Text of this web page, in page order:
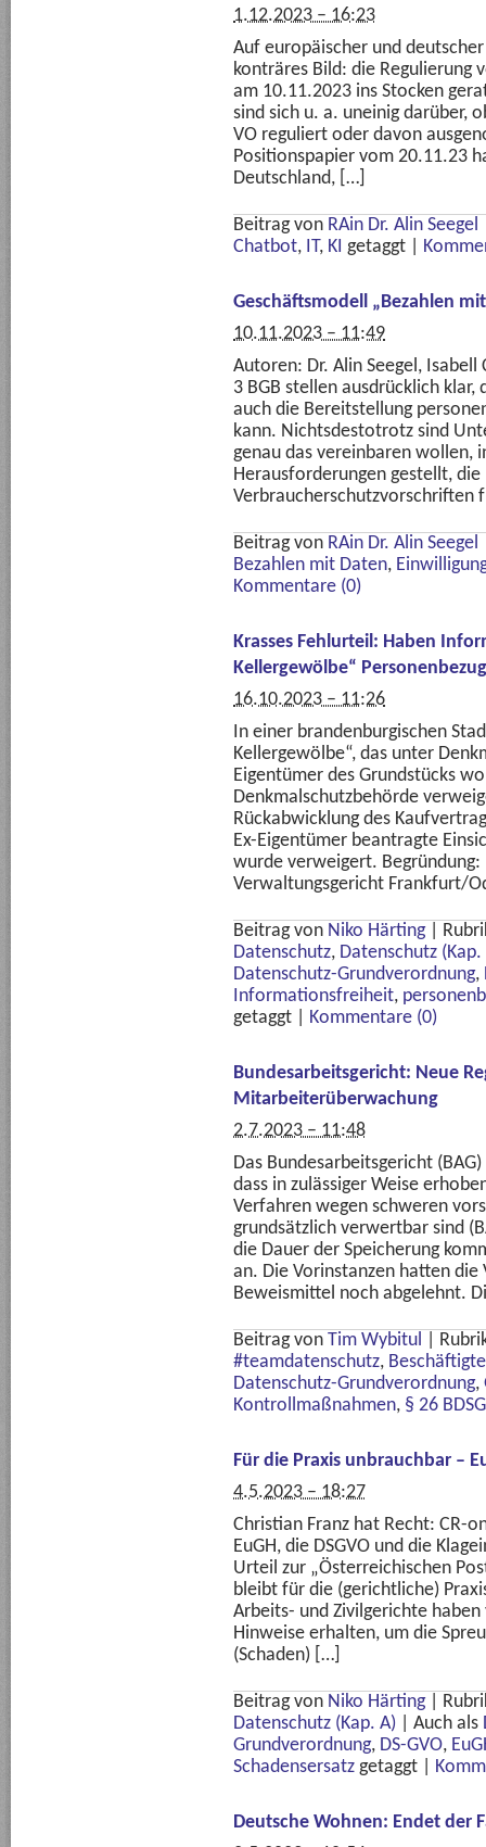
1.12.2023 – 16:23
Auf europäischer und
konträres Bild: die Regulierung
am 10.11.2023 ins Stocken
sind sich u. a. uneinig darüber,
VO reguliert oder davon
Positionspapier vom 20.11.23
Deutschland, […]
Beitrag von RAin Dr. Alin Seegel
Chatbot, IT, KI getaggt
Geschäftsmodell „Bezahlen
10.11.2023 – 11:49
Autoren: Dr. Alin Seegel, Isabell
3 BGB stellen ausdrücklich klar,
auch die Bereitstellung
kann. Nichtsdestotrotz sind
genau das vereinbaren wollen,
Herausforderungen gestellt,
Verbraucherschutzvorschriften
Beitrag von RAin Dr. Alin Seegel
Bezahlen mit Daten,
Kommentare (0)
Krasses Fehlurteil: Haben
Kellergewölbe“
16.10.2023 – 11:26
In einer brandenburgischen
Kellergewölbe“, das unter
Eigentümer des Grundstücks
Denkmalschutzbehörde
Rückabwicklung des
Ex-Eigentümer beantragte
wurde verweigert. Begründung:
Verwaltungsgericht Frankfurt/
Beitrag von Niko Härting
Datenschutz, Datenschutz (Kap.
Datenschutz-Grundverordnung,
Informationsfreiheit,
getaggt
Kommentare (0)
Bundesarbeitsgericht: Neue
Mitarbeiterüberwachung
2.7.2023 – 11:48
Das Bundesarbeitsgericht
dass in zulässiger Weise
Verfahren wegen schweren
grundsätzlich verwertbar sind
die Dauer der Speicherung
an. Die Vorinstanzen hatten
Beweismittel noch abgelehnt.
Beitrag von Tim Wybitul
#teamdatenschutz,
Datenschutz-Grundverordnung,
Kontrollmaßnahmen, § 26 BDSG
Für die Praxis unbrauchbar –
4.5.2023 – 18:27
Christian Franz hat Recht: CR-
EuGH, die DSGVO und die
Urteil zur „Österreichischen
bleibt für die (gerichtliche)
Arbeits- und Zivilgerichte
Hinweise erhalten, um die
(Schaden) […]
Beitrag von Niko Härting
Datenschutz (Kap. A)
Auch als
Grundverordnung, DS-GVO,
Schadensersatz getaggt
Deutsche Wohnen: Endet der